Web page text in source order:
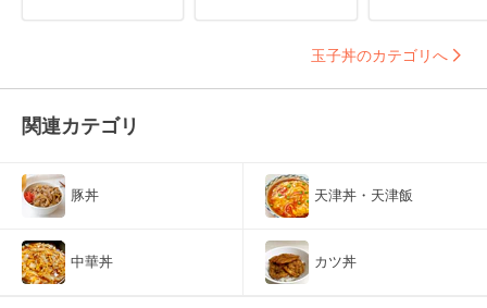
玉子丼のカテゴリへ
関連カテゴリ
豚丼 天津丼・天津飯
中華丼 カツ丼